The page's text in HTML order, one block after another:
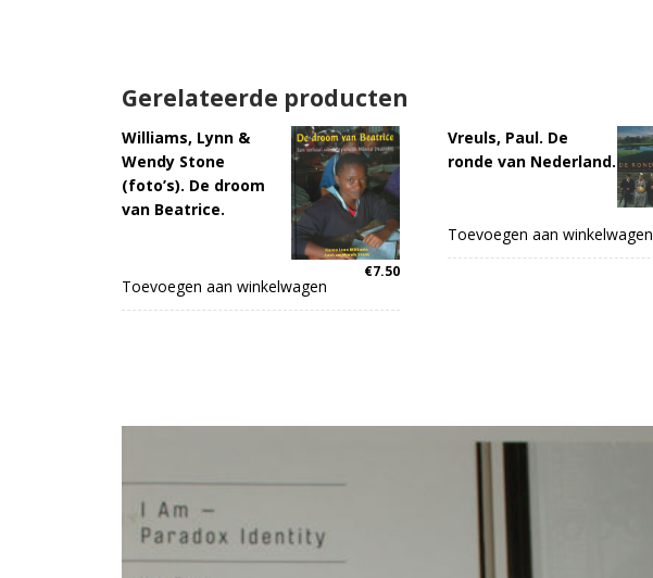
Gerelateerde producten
Williams, Lynn &
Wendy Stone
(foto’s). De droom
van Beatrice.
€7.50
Toevoegen aan winkelwagen
Vreuls, Paul. De
ronde van Nederland.
Toevoegen aan winkelwagen